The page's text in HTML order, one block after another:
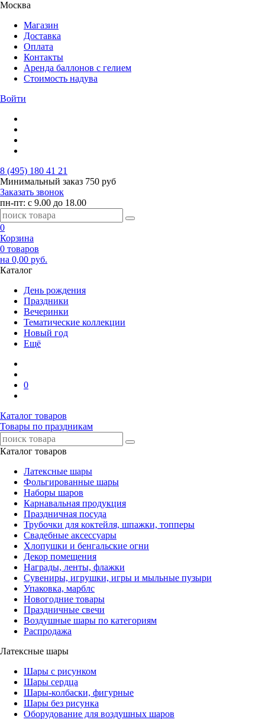
Москва
Магазин
Доставка
Оплата
Контакты
Аренда баллонов с гелием
Стоимость надува
Войти
8 (495) 180 41 21
Минимальный заказ 750 руб
Заказать звонок
пн-пт: с 9.00 до 18.00
0
Корзина
0 товаров
на 0,00 руб.
Каталог
День рождения
Праздники
Вечеринки
Тематические коллекции
Новый год
Ещё
0
Каталог товаров
Товары по праздникам
Каталог товаров
Латексные шары
Фольгированные шары
Наборы шаров
Карнавальная продукция
Праздничная посуда
Трубочки для коктейля, шпажки, топперы
Свадебные аксессуары
Хлопушки и бенгальские огни
Декор помещения
Награды, ленты, флажки
Сувениры, игрушки, игры и мыльные пузыри
Упаковка, марблс
Новогодние товары
Праздничные свечи
Воздушные шары по категориям
Распродажа
Латексные шары
Шары с рисунком
Шары сердца
Шары-колбаски, фигурные
Шары без рисунка
Оборудование для воздушных шаров